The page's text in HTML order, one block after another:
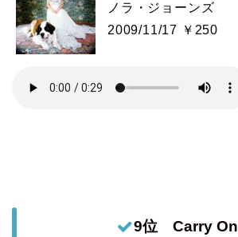
ノラ・ジョーンズ
2009/11/17 ￥250
9位 Carry On